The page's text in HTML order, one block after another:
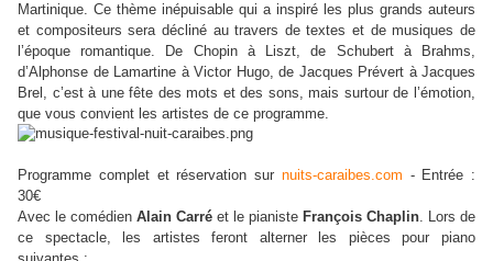
Martinique. Ce thème inépuisable qui a inspiré les plus grands auteurs
et compositeurs sera décliné au travers de textes et de musiques de
l’époque romantique. De Chopin à Liszt, de Schubert à Brahms,
d’Alphonse de Lamartine à Victor Hugo, de Jacques Prévert à Jacques
Brel, c’est à une fête des mots et des sons, mais surtour de l’émotion,
que vous convient les artistes de ce programme.
Programme complet et réservation sur nuits-caraibes.com - Entrée :
30€
Avec le comédien Alain Carré et le pianiste François Chaplin. Lors de
ce spectacle, les artistes feront alterner les pièces pour piano